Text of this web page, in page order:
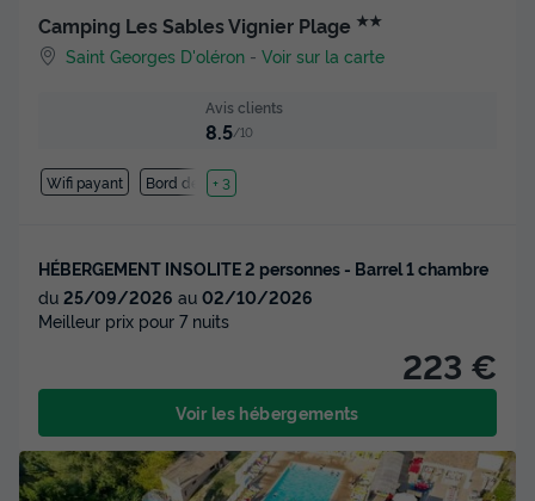
Camping Les Sables Vignier Plage ★★
Saint Georges D'oléron -Voir sur la carte
Avis clients
8.5/10
Wifi payant Bord de mer
+ 3
HÉBERGEMENT INSOLITE 2 personnes - Barrel 1 chambre
du 25/09/2026 au 02/10/2026
Meilleur prix pour 7 nuits
223 €
Voir les hébergements